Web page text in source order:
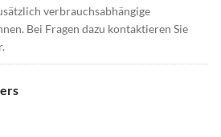
verbrauchsabhängige
Bei Fragen dazu kontaktieren Sie